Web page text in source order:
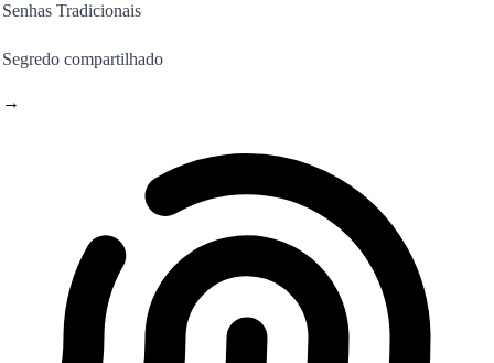
Senhas Tradicionais
Segredo compartilhado
→